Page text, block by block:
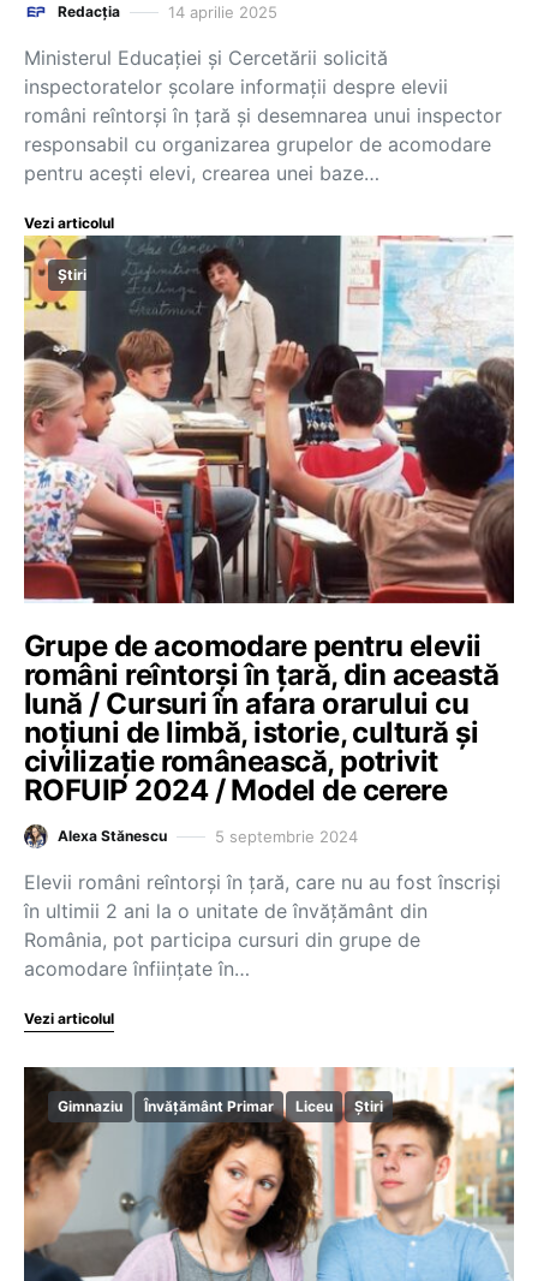
Redacția 14 aprilie 2025
Ministerul Educației și Cercetării solicită
inspectoratelor școlare informații despre elevii
români reîntorși în țară și desemnarea unui inspector
responsabil cu organizarea grupelor de acomodare
pentru acești elevi, crearea unei baze…
Vezi articolul
Știri
Grupe de acomodare pentru elevii
români reîntorși în țară, din această
lună / Cursuri în afara orarului cu
noțiuni de limbă, istorie, cultură și
civilizație românească, potrivit
ROFUIP 2024 / Model de cerere
Alexa Stănescu 5 septembrie 2024
Elevii români reîntorși în țară, care nu au fost înscriși
în ultimii 2 ani la o unitate de învățământ din
România, pot participa cursuri din grupe de
acomodare înființate în…
Vezi articolul
Gimnaziu Învățământ Primar Liceu Știri